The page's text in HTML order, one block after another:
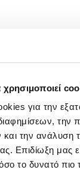
για την
την
την ανάλυση
Επιδίωξη μας
το δυνατό πιο